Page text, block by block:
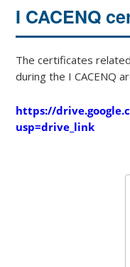
I CACENQ
The certificates
during the I CACENQ
https://
usp=drive_link